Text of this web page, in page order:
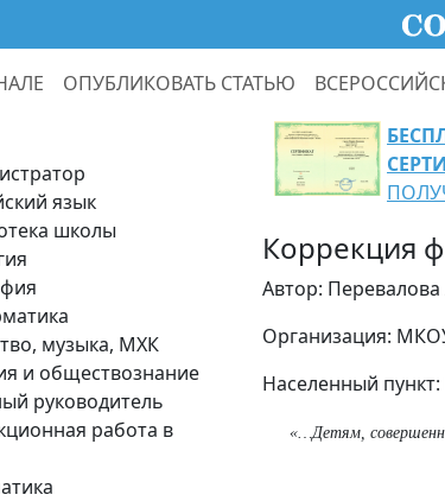
ОПУБЛИКОВАТЬ СТАТЬЮ
язык
школы
музыка, МХК
и обществознание
руководитель
работа в
Коррекция
Автор:
Организация:
Населенный пункт:
«…Детям,